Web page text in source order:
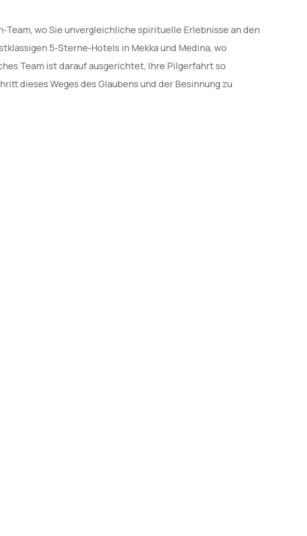
Team, wo Sie unvergleichliche spirituelle Erlebnisse an den
5-Sterne-Hotels in Mekka und Medina, wo
Team ist darauf ausgerichtet, Ihre Pilgerfahrt so
dieses Weges des Glaubens und der Besinnung zu